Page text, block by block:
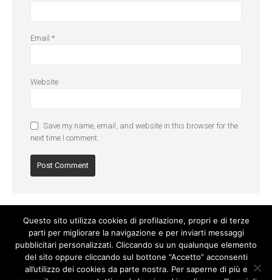
Email *
Website
Save my name, email, and website in this browser for the
next time I comment.
Questo sito utilizza cookies di profilazione, propri e di terze
parti per migliorare la navigazione e per inviarti messaggi
pubblicitari personalizzati. Cliccando su un qualunque elemento
del sito oppure cliccando sul bottone “Accetto” acconsenti
all’utilizzo dei cookies da parte nostra. Per saperne di più e